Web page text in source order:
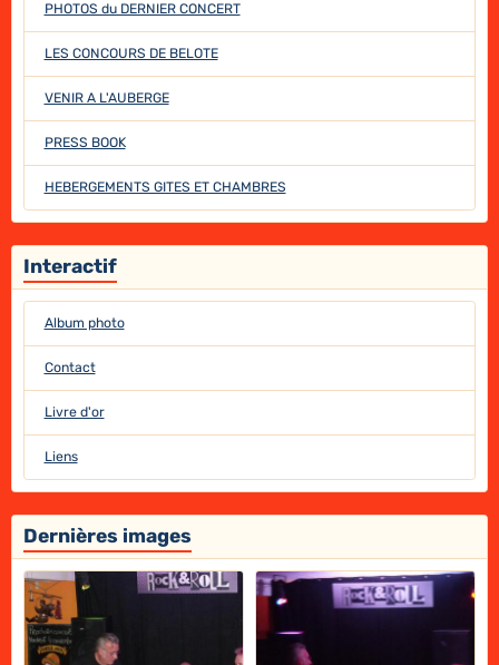
PHOTOS du DERNIER CONCERT
LES CONCOURS DE BELOTE
VENIR A L'AUBERGE
PRESS BOOK
HEBERGEMENTS GITES ET CHAMBRES
Interactif
Album photo
Contact
Livre d'or
Liens
Dernières images